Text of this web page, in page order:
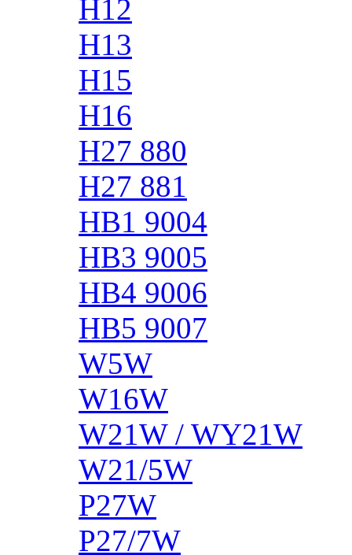
H12
H13
H15
H16
H27 880
H27 881
HB1 9004
HB3 9005
HB4 9006
HB5 9007
W5W
W16W
W21W / WY21W
W21/5W
P27W
P27/7W